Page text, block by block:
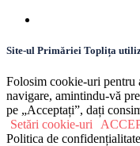
Site-ul Primăriei Toplița
Folosim cookie-uri pentru
navigare, amintindu-vă
pe „Acceptați”, dați
Setări cookie-uri
Politica de